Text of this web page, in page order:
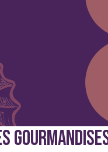
Sans colorant, Sans
, lait, beurre de